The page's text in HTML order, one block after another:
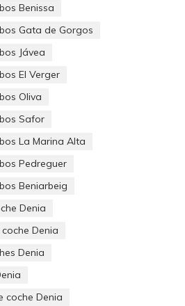
reto de poner en jaque a los
la batalla al amigo de lo ajeno!
robos y asaltos en las casas no
eso lo decide el ladrón.
y reducir
que nos puede tocar
es una lotería con un premio
jugar
de seguridad que se comporten
seguridad!
Benissa
Gata de Gorgos
Jávea
El Verger
Oliva
Safor
La Marina Alta
Pedreguer
Beniarbeig
Denia
Denia
Denia
coche Denia